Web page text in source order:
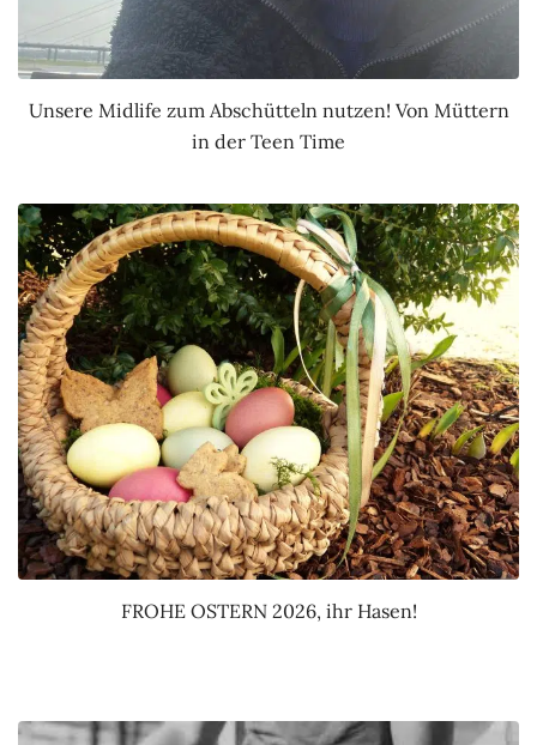
Unsere Midlife zum Abschütteln nutzen! Von Müttern
in der Teen Time
FROHE OSTERN 2026, ihr Hasen!